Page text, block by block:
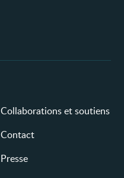
Collaborations et soutiens
Contact
Presse